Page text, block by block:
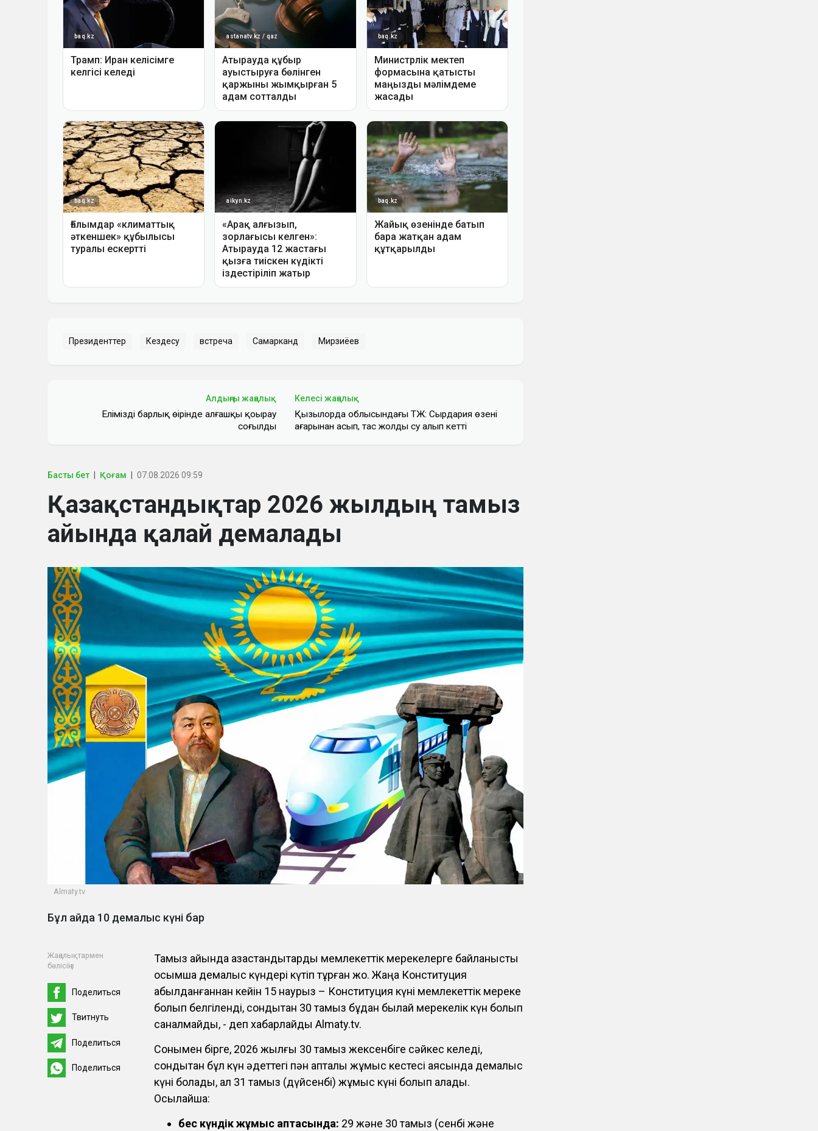
Президенттер Кездесу встреча Самарканд Мирзиёев
Алдыңғы жаңалық
Еліміздің барлық өңірінде алғашқы қоңырау
соғылды
Келесі жаңалық
Қызылорда облысындағы ТЖ: Сырдария өзені
аңғарынан асып, тас жолды су алып кетті
Басты бет Қоғам 07.08.2026 09:59
Қазақстандықтар 2026 жылдың тамыз
айында қалай демалады
Almaty.tv
Бұл айда 10 демалыс күні бар
Жаңалықтармен
бөлісіңіз
Поделиться
Твитнуть
Поделиться
Поделиться
Тамыз айында қазақстандықтарды мемлекеттік мерекелерге байланысты
қосымша демалыс күндері күтіп тұрған жоқ. Жаңа Конституция
қабылданғаннан кейін 15 наурыз – Конституция күні мемлекеттік мереке
болып белгіленді, сондықтан 30 тамыз бұдан былай мерекелік күн болып
саналмайды, - деп хабарлайды Almaty.tv.
Сонымен бірге, 2026 жылғы 30 тамыз жексенбіге сәйкес келеді,
сондықтан бұл күн әдеттегі пән апталық жұмыс кестесі аясында демалыс
күні болады, ал 31 тамыз (дүйсенбі) жұмыс күні болып қалады.
Осылайша:
бес күндік жұмыс аптасында: 29 және 30 тамыз (сенбі және